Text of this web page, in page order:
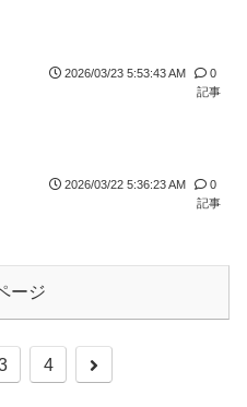
2026/03/23 5:53:43 AM
0
記事
2026/03/22 5:36:23 AM
0
記事
ージ
4